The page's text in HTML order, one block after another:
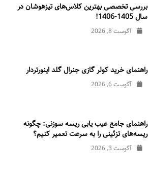
بررسی تخصصی بهترین کلاس‌های تیزهوشان در
سال 1405-1406!
آگوست 8, 2026
راهنمای خرید کولر گازی جنرال‌ گلد اینورتر‌دار
آگوست 6, 2026
راهنمای جامع عیب یابی ریسه سوزنی: چگونه
ریسه‌های تزئینی را به سرعت تعمیر کنیم؟
آگوست 3, 2026